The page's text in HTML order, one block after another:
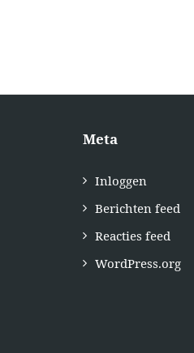
Meta
Inloggen
Berichten feed
Reacties feed
WordPress.org